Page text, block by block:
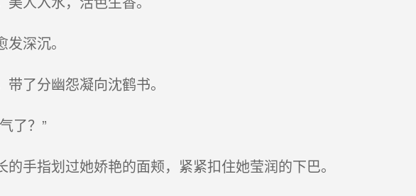
深沉。
了分幽怨凝向沈鹤书。
了？”
手指划过她娇艳的面颊，紧紧扣住她莹润的下巴。